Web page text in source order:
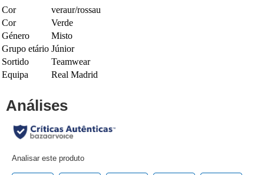
Cor
veraur/rossau
Cor
Verde
Género
Misto
Grupo etário Júnior
Sortido
Teamwear
Equipa
Real Madrid